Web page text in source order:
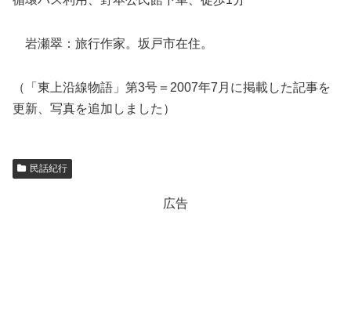
岩瀬翠：旅行作家。坂戸市在住。
（「東上沿線物語」第3号＝2007年7月に掲載した記事を
更新、写真を追加しました）
民話紀行
広告